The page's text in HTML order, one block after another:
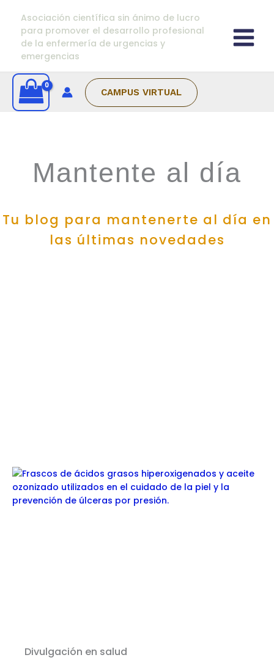
contenido
Asociación científica sin ánimo de lucro
para promover el desarrollo profesional
de la enfermería de urgencias y
emergencias
CAMPUS VIRTUAL
Mantente al día
Tu blog para mantenerte al día en
las últimas novedades
Divulgación en salud